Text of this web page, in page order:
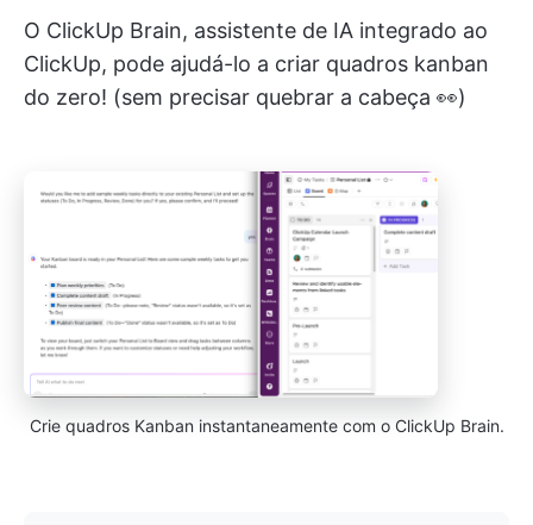
O ClickUp Brain, assistente de IA integrado ao
ClickUp, pode ajudá-lo a criar quadros kanban
do zero! (sem precisar quebrar a cabeça 👀)
Crie quadros Kanban instantaneamente com o ClickUp Brain.